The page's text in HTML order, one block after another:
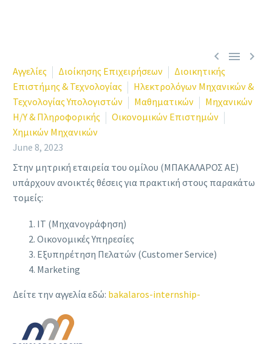
  
Αγγελίες Διοίκησης Επιχειρήσεων
Διοικητικής
Επιστήμης & Τεχνολογίας
Ηλεκτρολόγων Μηχανικών &
Τεχνολογίας Υπολογιστών
Μαθηματικών
Μηχανικών
Η/Υ & Πληροφορικής
Οικονομικών Επιστημών
Χημικών Μηχανικών
June 8, 2023
Στην μητρική εταιρεία του ομίλου (ΜΠΑΚΑΛΑΡΟΣ ΑΕ)
υπάρχουν ανοικτές θέσεις για πρακτική στους παρακάτω
τομείς:
ΙΤ (Μηχανογράφηση)
Οικονομικές Υπηρεσίες
Εξυπηρέτηση Πελατών (Customer Service)
Marketing
Δείτε την αγγελία εδώ: bakalaros-internship-